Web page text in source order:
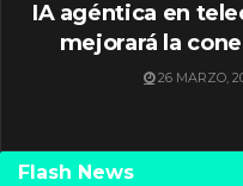
IA agéntica en
mejorará la
26 MARZO,
Flash News